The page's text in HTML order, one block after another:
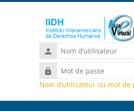
Nom
d’utilisateur
Mot
de
Nom d’utilisateur ou mot de